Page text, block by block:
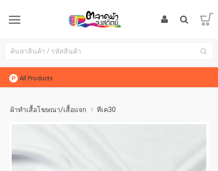
All Products
ผ้าทำเสื้อโฆษณา/เสื้อแจก ทีเค30